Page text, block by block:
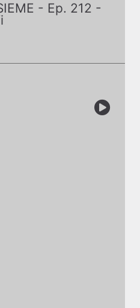
- Ep. 212 -